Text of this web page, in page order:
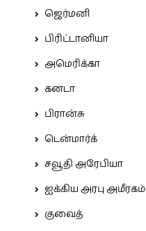
ஜெர்மனி
பிரிட்டானியா
அமெரிக்கா
கனடா
பிரான்சு
டென்மார்க்
சவூதி அரேபியா
ஐக்கிய அரபு அமீரகம்
குவைத்